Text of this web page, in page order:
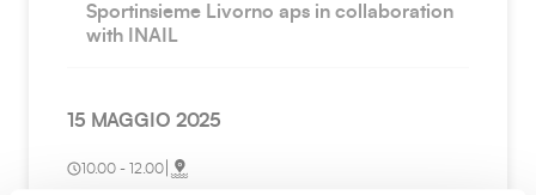
Sportinsieme Livorno aps in collaboration
with INAIL
15 MAGGIO 2025
10.00 - 12.00